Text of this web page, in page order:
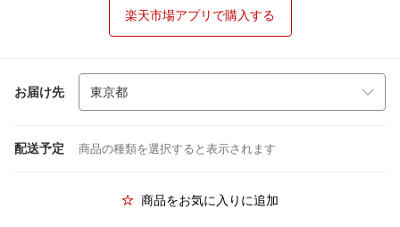
楽天市場アプリで購入する
お届け先
配送予定 商品の種類を選択すると表示されます
商品をお気に入りに追加